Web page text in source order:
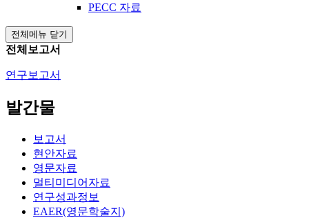
PECC 자료
전체메뉴 닫기
전체보고서
연구보고서
발간물
보고서
현안자료
영문자료
멀티미디어자료
연구성과정보
EAER(영문학술지)